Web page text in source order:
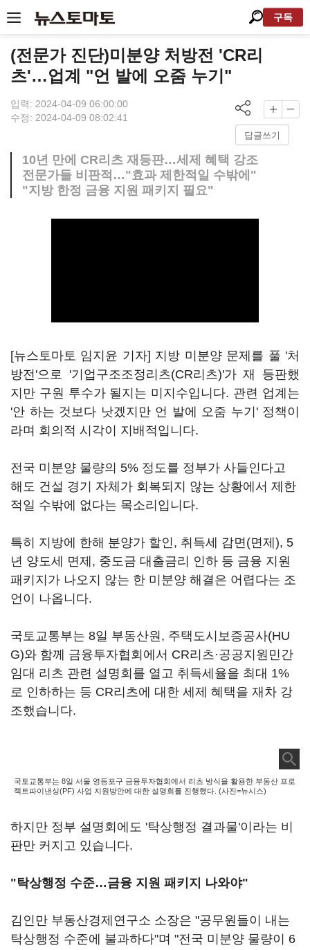
구독
(전문가 진단)미분양 처방전 'CR리
츠'…업계 "언 발에 오줌 누기"
입력: 2024-04-09 06:00:00
수정: 2024-04-09 08:02:41
답글쓰기
10년 만에 CR리츠 재등판…세제 혜택 강조
전문가들 비판적…"효과 제한적일 수밖에"
"지방 한정 금융 지원 패키지 필요"
[뉴스토마토 임지윤 기자] 지방 미분양 문제를 풀 '처
방전'으로 '기업구조조정리츠(CR리츠)'가 재 등판했
지만 구원 투수가 될지는 미지수입니다. 관련 업계는
'안 하는 것보다 낫겠지만 언 발에 오줌 누기' 정책이
라며 회의적 시각이 지배적입니다.
전국 미분양 물량의 5% 정도를 정부가 사들인다고
해도 건설 경기 자체가 회복되지 않는 상황에서 제한
적일 수밖에 없다는 목소리입니다.
특히 지방에 한해 분양가 할인, 취득세 감면(면제), 5
년 양도세 면제, 중도금 대출금리 인하 등 금융 지원
패키지가 나오지 않는 한 미분양 해결은 어렵다는 조
언이 나옵니다.
국토교통부는 8일 부동산원, 주택도시보증공사(HU
G)와 함께 금융투자협회에서 CR리츠·공공지원민간
임대 리츠 관련 설명회를 열고 취득세율을 최대 1%
로 인하하는 등 CR리츠에 대한 세제 혜택을 재차 강
조했습니다.
국토교통부는 8일 서울 영등포구 금융투자협회에서 리츠 방식을 활용한 부동산 프로
젝트파이낸싱(PF) 사업 지원방안에 대한 설명회를 진행했다. (사진=뉴시스)
하지만 정부 설명회에도 '탁상행정 결과물'이라는 비
판만 커지고 있습니다.
"탁상행정 수준…금융 지원 패키지 나와야"
김인만 부동산경제연구소 소장은 "공무원들이 내는
탁상행정 수준에 불과하다"며 "전국 미분양 물량이 6